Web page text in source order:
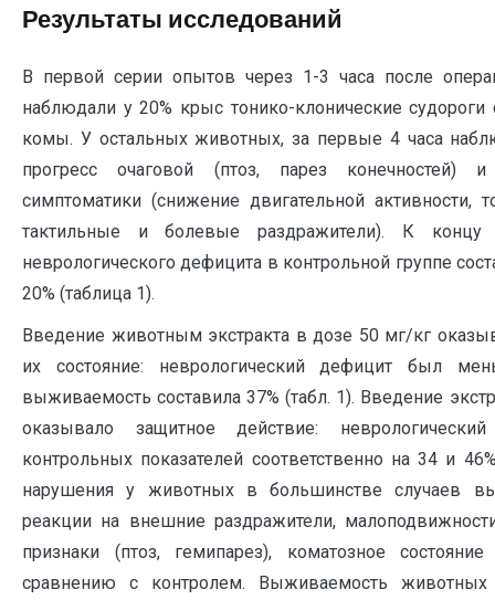
Результаты исследований
В первой серии опытов через 1-3 часа после
наблюдали у 20% крыс тонико-клонические
комы. У остальных животных, за первые 4 часа
прогресс очаговой (птоз, парез конечностей)
симптоматики (снижение двигательной
тактильные и болевые раздражители). К концу
неврологического дефицита в контрольной группе
20% (таблица 1).
Введение животным экстракта в дозе 50 мг/кг
их состояние: неврологический дефицит был
выживаемость составила 37% (табл. 1). Введение
оказывало защитное действие:
контрольных показателей соответственно на 34 и
нарушения у животных в большинстве случаев
реакции на внешние раздражители,
признаки (птоз, гемипарез), коматозное
сравнению с контролем. Выживаемость животных